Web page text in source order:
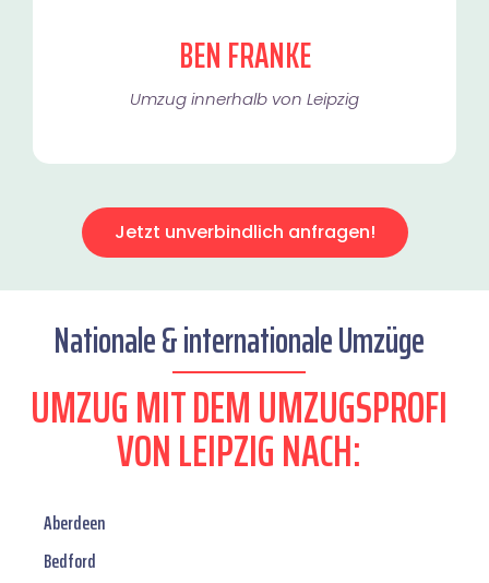
BEN FRANKE
Umzug innerhalb von Leipzig​
Jetzt unverbindlich anfragen!
Nationale & internationale Umzüge
UMZUG MIT DEM UMZUGSPROFI
VON LEIPZIG NACH:
Aberdeen
Bedford